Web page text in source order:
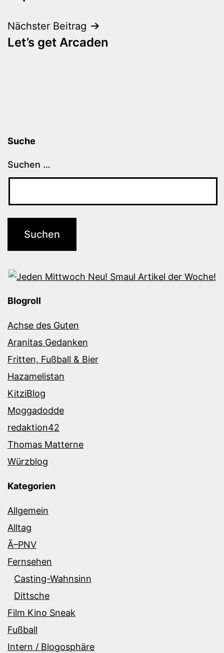
Nächster Beitrag
Let’s get Arcaden
Suche
Suchen …
Blogroll
Achse des Guten
Aranitas Gedanken
Fritten, Fußball & Bier
Hazamelistan
KitziBlog
Moggadodde
redaktion42
Thomas Matterne
Würzblog
Kategorien
Allgemein
Alltag
Ã–PNV
Fernsehen
Casting-Wahnsinn
Dittsche
Film Kino Sneak
Fußball
Intern / Blogosphäre